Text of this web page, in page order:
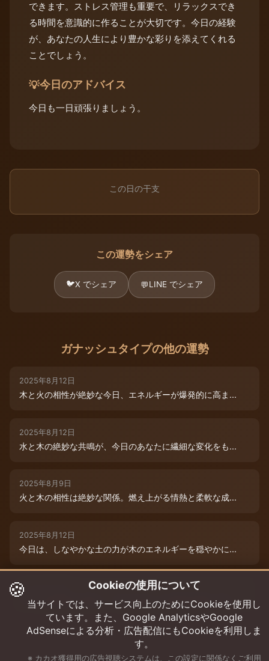
できます。ストレス管理も重要で、リラックスでき
る時間を意識的に作ることが大切です。今日の経験
が、あなたの人生により豊かな彩りを添えてくれる
ことでしょう。
💡今日のアドバイス
今日も一日頑張りましょう。
この日の干支
この運勢をシェア
🐦X でシェア 💬LINE でシェア
ガナッシュタイプの他の運勢
2025年8月12日
木と火の相性が絶妙な今日、エネルギーが爆発的に高ま...
2025年8月12日
水と木の絶妙な共鳴が、今日のあなたに繊細な変化をも...
2025年8月9日
火と木の相性は絶妙な関係。燃え上がる情熱と柔軟な成...
2025年8月12日
今日は、しなやかな土の力が木のエネルギーを穏やかに...
2025年8月9日
水と木の絶妙な共演が、今日のあなたを特別な輝きで包...
🍪 Cookieの使用について
当サイトでは、サービス向上のためにCookieを使用し
ています。また、Google AnalyticsやGoogle
AdSenseによる分析・広告配信にもCookieを利用しま
す。
※ カカオ獲得用の広告視聴システムは、この設定に関係なくご利用